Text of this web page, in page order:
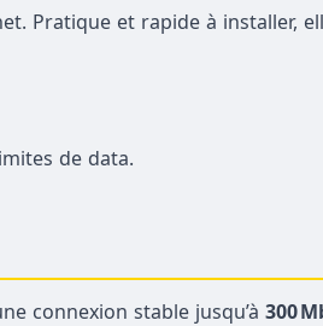
Pratique et rapide à installer,
de data.
connexion stable jusqu’à 300